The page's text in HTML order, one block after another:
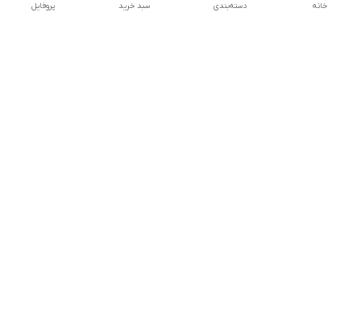
پروفایل سبد خرید دسته‌بندی خانه